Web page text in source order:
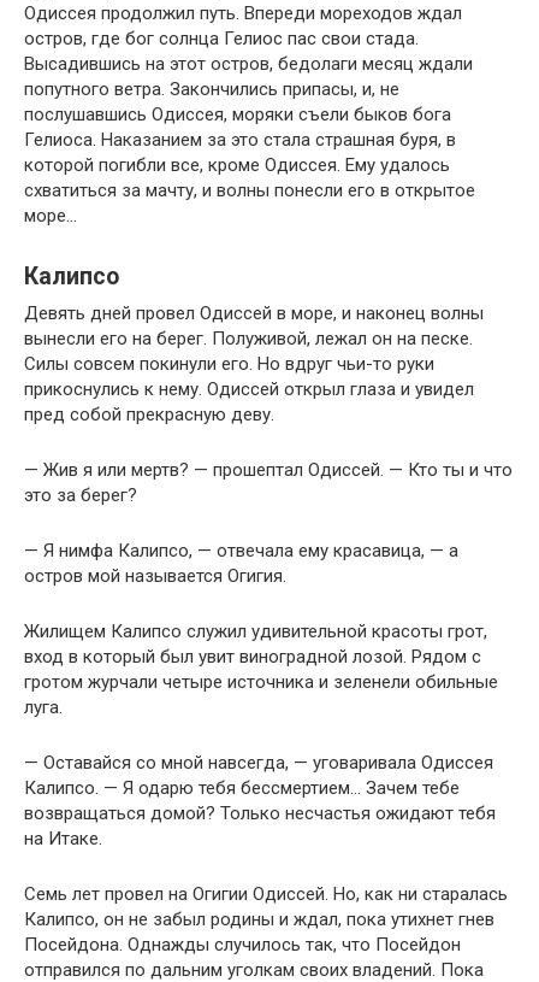
Одиссея продолжил путь. Впереди мореходов ждал
остров, где бог солнца Гелиос пас свои стада.
Высадившись на этот остров, бедолаги месяц ждали
попутного ветра. Закончились припасы, и, не
послушавшись Одиссея, моряки съели быков бога
Гелиоса. Наказанием за это стала страшная буря, в
которой погибли все, кроме Одиссея. Ему удалось
схватиться за мачту, и волны понесли его в открытое
море…
Калипсо
Девять дней провел Одиссей в море, и наконец волны
вынесли его на берег. Полуживой, лежал он на песке.
Силы совсем покинули его. Но вдруг чьи-то руки
прикоснулись к нему. Одиссей открыл глаза и увидел
пред собой прекрасную деву.
— Жив я или мертв? — прошептал Одиссей. — Кто ты и что
это за берег?
— Я нимфа Калипсо, — отвечала ему красавица, — а
остров мой называется Огигия.
Жилищем Калипсо служил удивительной красоты грот,
вход в который был увит виноградной лозой. Рядом с
гротом журчали четыре источника и зеленели обильные
луга.
— Оставайся со мной навсегда, — уговаривала Одиссея
Калипсо. — Я одарю тебя бессмертием… Зачем тебе
возвращаться домой? Только несчастья ожидают тебя
на Итаке.
Семь лет провел на Огигии Одиссей. Но, как ни старалась
Калипсо, он не забыл родины и ждал, пока утихнет гнев
Посейдона. Однажды случилось так, что Посейдон
отправился по дальним уголкам своих владений. Пока